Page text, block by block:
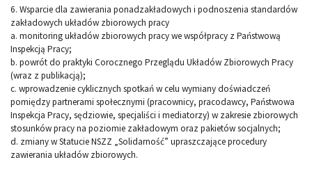
6. Wsparcie dla zawierania ponadzakładowych i podnoszenia standardów
zakładowych układów zbiorowych pracy
a. monitoring układów zbiorowych pracy we współpracy z Państwową
Inspekcją Pracy;
b. powrót do praktyki Corocznego Przeglądu Układów Zbiorowych Pracy
(wraz z publikacją);
c. wprowadzenie cyklicznych spotkań w celu wymiany doświadczeń
pomiędzy partnerami społecznymi (pracownicy, pracodawcy, Państwowa
Inspekcja Pracy, sędziowie, specjaliści i mediatorzy) w zakresie zbiorowych
stosunków pracy na poziomie zakładowym oraz pakietów socjalnych;
d. zmiany w Statucie NSZZ „Solidarność” upraszczające procedury
zawierania układów zbiorowych.